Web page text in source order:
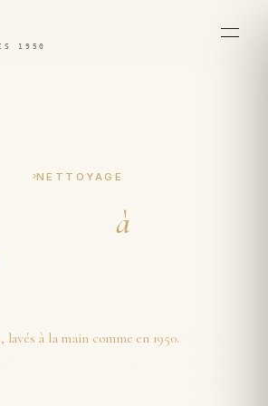
1950
›NETTOYAGE
à
à la main comme en 1950.